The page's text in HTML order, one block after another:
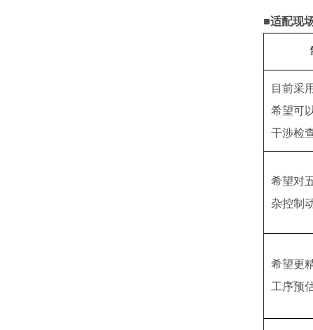
■适配现
目前采
希望可
干涉检
希望对
杂控制
希望更
工序预